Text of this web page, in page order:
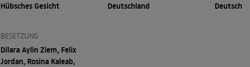
Hübsches Gesicht Deutschland Deutsch
BESETZUNG
Dilara Aylin Ziem, Felix
Jordan, Rosina Kaleab,